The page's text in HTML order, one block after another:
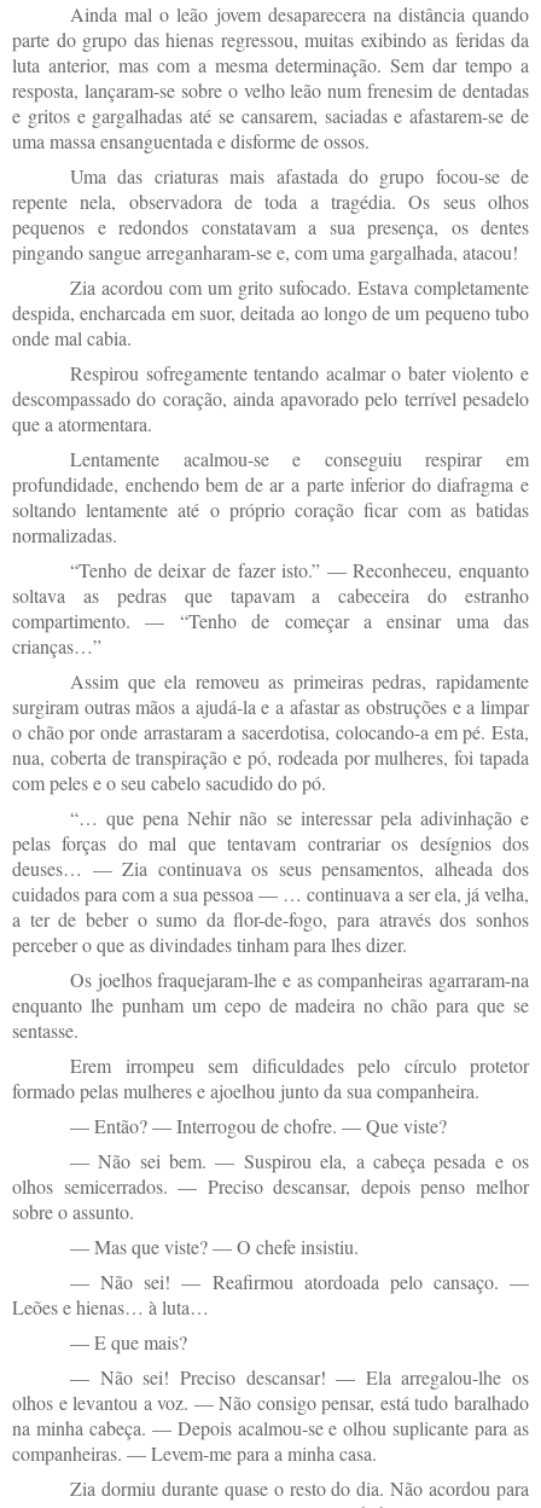
Ainda mal o leão jovem desaparecera na distância quando
parte do grupo das hienas regressou, muitas exibindo as feridas da
luta anterior, mas com a mesma determinação. Sem dar tempo a
resposta, lançaram-se sobre o velho leão num frenesim de dentadas
e gritos e gargalhadas até se cansarem, saciadas e afastarem-se de
uma massa ensanguentada e disforme de ossos.
Uma das criaturas mais afastada do grupo focou-se de
repente nela, observadora de toda a tragédia. Os seus olhos
pequenos e redondos constatavam a sua presença, os dentes
pingando sangue arreganharam-se e, com uma gargalhada, atacou!
Zia acordou com um grito sufocado. Estava completamente
despida, encharcada em suor, deitada ao longo de um pequeno tubo
onde mal cabia.
Respirou sofregamente tentando acalmar o bater violento e
descompassado do coração, ainda apavorado pelo terrível pesadelo
que a atormentara.
Lentamente acalmou-se e conseguiu respirar em
profundidade, enchendo bem de ar a parte inferior do diafragma e
soltando lentamente até o próprio coração ficar com as batidas
normalizadas.
“Tenho de deixar de fazer isto.” — Reconheceu, enquanto
soltava as pedras que tapavam a cabeceira do estranho
compartimento. — “Tenho de começar a ensinar uma das
crianças…”
Assim que ela removeu as primeiras pedras, rapidamente
surgiram outras mãos a ajudá-la e a afastar as obstruções e a limpar
o chão por onde arrastaram a sacerdotisa, colocando-a em pé. Esta,
nua, coberta de transpiração e pó, rodeada por mulheres, foi tapada
com peles e o seu cabelo sacudido do pó.
“… que pena Nehir não se interessar pela adivinhação e
pelas forças do mal que tentavam contrariar os desígnios dos
deuses… — Zia continuava os seus pensamentos, alheada dos
cuidados para com a sua pessoa — … continuava a ser ela, já velha,
a ter de beber o sumo da flor-de-fogo, para através dos sonhos
perceber o que as divindades tinham para lhes dizer.
Os joelhos fraquejaram-lhe e as companheiras agarraram-na
enquanto lhe punham um cepo de madeira no chão para que se
sentasse.
Erem irrompeu sem dificuldades pelo círculo protetor
formado pelas mulheres e ajoelhou junto da sua companheira.
— Então? — Interrogou de chofre. — Que viste?
— Não sei bem. — Suspirou ela, a cabeça pesada e os
olhos semicerrados. — Preciso descansar, depois penso melhor
sobre o assunto.
— Mas que viste? — O chefe insistiu.
— Não sei! — Reafirmou atordoada pelo cansaço. —
Leões e hienas… à luta…
— E que mais?
— Não sei! Preciso descansar! — Ela arregalou-lhe os
olhos e levantou a voz. — Não consigo pensar, está tudo baralhado
na minha cabeça. — Depois acalmou-se e olhou suplicante para as
companheiras. — Levem-me para a minha casa.
Zia dormiu durante quase o resto do dia. Não acordou para